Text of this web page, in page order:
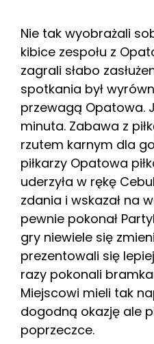
Nie tak wyobrażali
kibice zespołu z
zagrali słabo
spotkania był
przewagą Opatowa.
minuta. Zabawa z
rzutem karnym dla
piłkarzy Opatowa
uderzyła w rękę
zdania i wskazał na
pewnie pokonał
gry niewiele się
prezentowali się
razy pokonali
Miejscowi mieli tak
dogodną okazję ale
poprzeczce.